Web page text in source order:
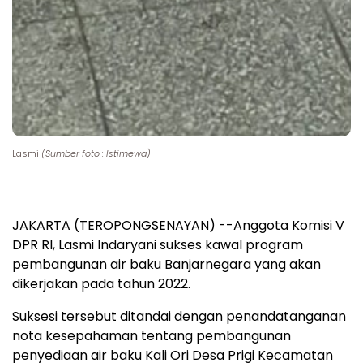
Lasmi (Sumber foto : Istimewa)
JAKARTA (TEROPONGSENAYAN) --Anggota Komisi V
DPR RI, Lasmi Indaryani sukses kawal program
pembangunan air baku Banjarnegara yang akan
dikerjakan pada tahun 2022.
Suksesi tersebut ditandai dengan penandatanganan
nota kesepahaman tentang pembangunan
penyediaan air baku Kali Ori Desa Prigi Kecamatan